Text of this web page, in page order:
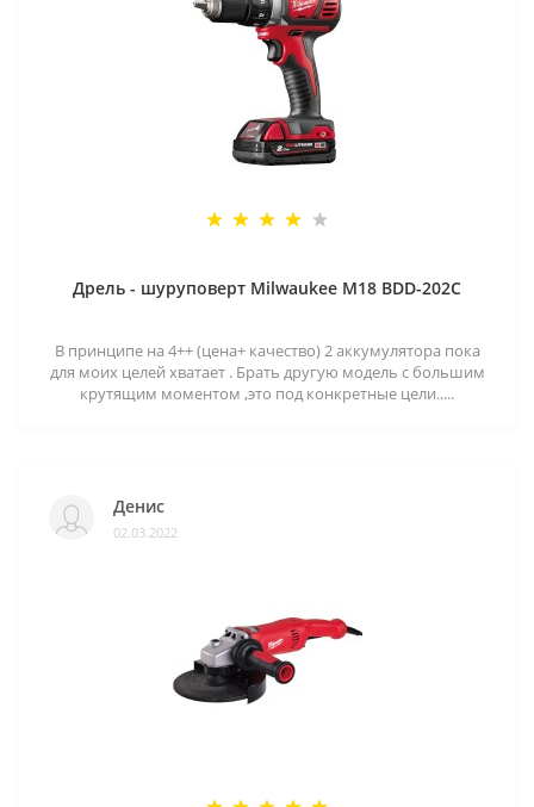
Дрель - шуруповерт Milwaukee M18 BDD-202C
В принципе на 4++ (цена+ качество) 2 аккумулятора пока
для моих целей хватает . Брать другую модель с большим
крутящим моментом ,это под конкретные цели.....
Денис
02.03.2022